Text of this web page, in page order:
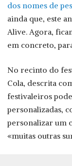
dos nomes de
ainda que, este
Alive. Agora,
em concreto,
No recinto do
Cola, descrita
festivaleiros
personalizadas,
personalizar um
«muitas outras